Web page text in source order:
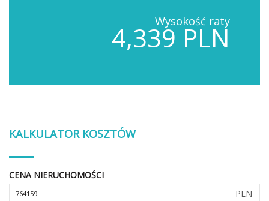
Wysokość raty
4,339 PLN
KALKULATOR KOSZTÓW
CENA NIERUCHOMOŚCI
PLN